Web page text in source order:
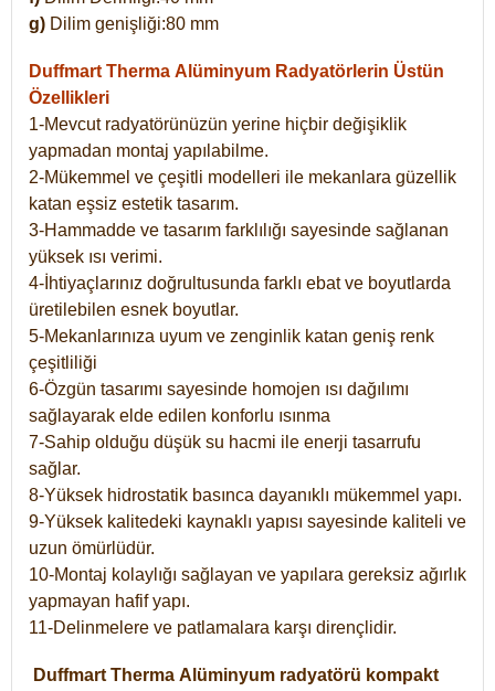
g) Dilim genişliği:80 mm
Duffmart Therma Alüminyum Radyatörlerin Üstün
Özellikleri
1-Mevcut radyatörünüzün yerine hiçbir değişiklik
yapmadan montaj yapılabilme.
2-Mükemmel ve çeşitli modelleri ile mekanlara güzellik
katan eşsiz estetik tasarım.
3-Hammadde ve tasarım farklılığı sayesinde sağlanan
yüksek ısı verimi.
4-İhtiyaçlarınız doğrultusunda farklı ebat ve boyutlarda
üretilebilen esnek boyutlar.
5-Mekanlarınıza uyum ve zenginlik katan geniş renk
çeşitliliği
6-Özgün tasarımı sayesinde homojen ısı dağılımı
sağlayarak elde edilen konforlu ısınma
7-Sahip olduğu düşük su hacmi ile enerji tasarrufu
sağlar.
8-Yüksek hidrostatik basınca dayanıklı mükemmel yapı.
9-Yüksek kalitedeki kaynaklı yapısı sayesinde kaliteli ve
uzun ömürlüdür.
10-Montaj kolaylığı sağlayan ve yapılara gereksiz ağırlık
yapmayan hafif yapı.
11-Delinmelere ve patlamalara karşı dirençlidir.
Duffmart Therma Alüminyum radyatörü kompakt